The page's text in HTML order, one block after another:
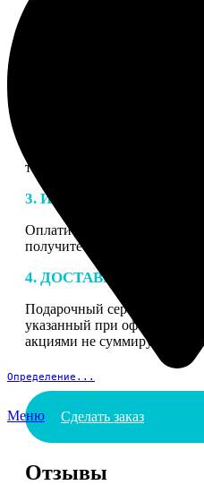
Определение...
Меню
специалисты могут
телефону или email для
3. ИЗГОТОВЛЕНИЕ
Оплатите заказ банковской
получите подтверждение на
4. ДОСТАВКА И ОПЛАТА
Подарочный сертификат мы
указанный при оформлении
акциями не суммируются.
Сделать заказ
Отзывы